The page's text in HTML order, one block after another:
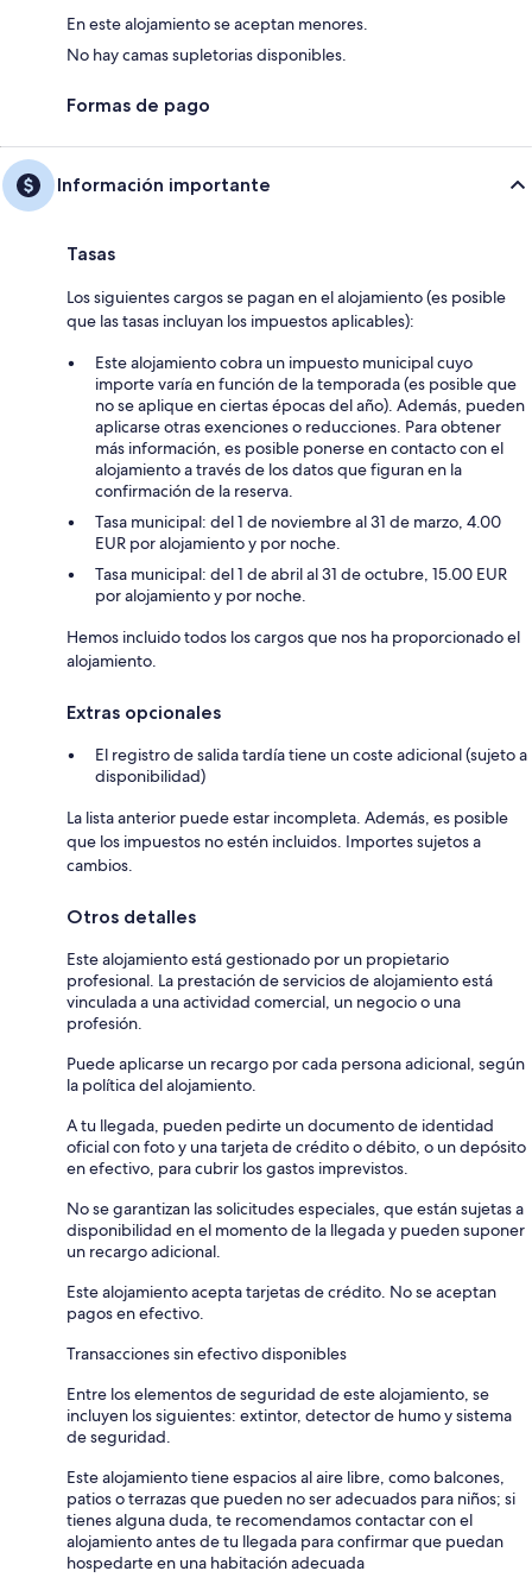
En este alojamiento se aceptan menores.
No hay camas supletorias disponibles.
Formas de pago
Información importante
Tasas
Los siguientes cargos se pagan en el alojamiento (es posible
que las tasas incluyan los impuestos aplicables):
Este alojamiento cobra un impuesto municipal cuyo
importe varía en función de la temporada (es posible que
no se aplique en ciertas épocas del año). Además, pueden
aplicarse otras exenciones o reducciones. Para obtener
más información, es posible ponerse en contacto con el
alojamiento a través de los datos que figuran en la
confirmación de la reserva.
Tasa municipal: del 1 de noviembre al 31 de marzo, 4.00
EUR por alojamiento y por noche.
Tasa municipal: del 1 de abril al 31 de octubre, 15.00 EUR
por alojamiento y por noche.
Hemos incluido todos los cargos que nos ha proporcionado el
alojamiento.
Extras opcionales
El registro de salida tardía tiene un coste adicional (sujeto a
disponibilidad)
La lista anterior puede estar incompleta. Además, es posible
que los impuestos no estén incluidos. Importes sujetos a
cambios.
Otros detalles
Este alojamiento está gestionado por un propietario
profesional. La prestación de servicios de alojamiento está
vinculada a una actividad comercial, un negocio o una
profesión.
Puede aplicarse un recargo por cada persona adicional, según
la política del alojamiento.
A tu llegada, pueden pedirte un documento de identidad
oficial con foto y una tarjeta de crédito o débito, o un depósito
en efectivo, para cubrir los gastos imprevistos.
No se garantizan las solicitudes especiales, que están sujetas a
disponibilidad en el momento de la llegada y pueden suponer
un recargo adicional.
Este alojamiento acepta tarjetas de crédito. No se aceptan
pagos en efectivo.
Transacciones sin efectivo disponibles
Entre los elementos de seguridad de este alojamiento, se
incluyen los siguientes: extintor, detector de humo y sistema
de seguridad.
Este alojamiento tiene espacios al aire libre, como balcones,
patios o terrazas que pueden no ser adecuados para niños; si
tienes alguna duda, te recomendamos contactar con el
alojamiento antes de tu llegada para confirmar que puedan
hospedarte en una habitación adecuada